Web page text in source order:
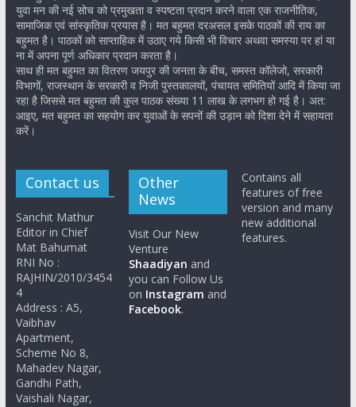
युवा मन की नई सोच को प्रमुखता व स्पष्टता प्रदान करने वाला एक राजनीतिक,
सामाजिक एवं सांस्कृतिक प्रयास है। मत बहुमत दरअसल इसके पाठकों की राय का
बहुमत है। पाठकों को साप्ताहिक में उठाए गये किसी भी विचार अथवा समस्या पर हां या
ना में अपना पूर्ण अधिकार प्रदान करता है।
साथ ही मत बहुमत का वितरण जयपुर की जनता के बीच, समस्त कॉलेजो, सरकारी
विभागों, राजस्थान के सरकारी व निजी पुस्तकालयों, पंचायत समितियों आदि में किया जा
रहा है जिससे मत बहुमत की कुल पाठक संख्या 11 लाख के लगभग हो गई है। अत:
आइए, मत बहुमत का सहयोग कर युवाओं के सपनों की उड़ान को दिशा देने में सहायता
करें।
Contact us
Sanchit Mathur
Editor in Chief
Mat Bahumat
RNI No :
RAJHIN/2010/3454
4
Address : A5,
Vaibhav
Apartment,
Scheme No 8,
Mahadev Nagar,
Gandhi Path,
Vaishali Nagar,
Other
News
Visit Our New
Venture
Shaadiyan and
you can Follow Us
on Instagram and
Facebook.
Contains all
features of free
version and many
new additional
features.